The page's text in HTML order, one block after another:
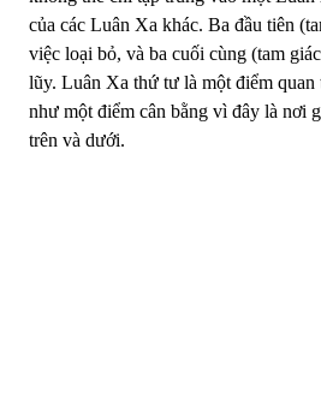
của các Luân Xa khác. Ba đầu tiên
việc loại bỏ, và ba cuối cùng (tam
lũy. Luân Xa thứ tư là một điểm
như một điểm cân bằng vì đây là nơi
trên và dưới.